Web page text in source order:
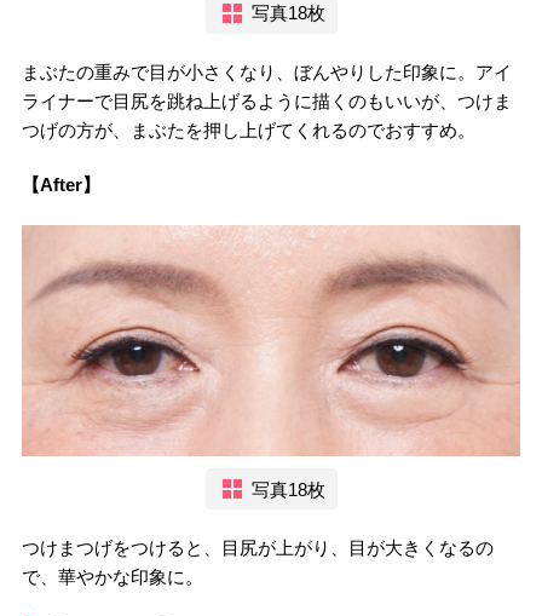
写真18枚
まぶたの重みで目が小さくなり、ぼんやりした印象に。アイ
ライナーで目尻を跳ね上げるように描くのもいいが、つけま
つげの方が、まぶたを押し上げてくれるのでおすすめ。
【After】
写真18枚
つけまつげをつけると、目尻が上がり、目が大きくなるの
で、華やかな印象に。